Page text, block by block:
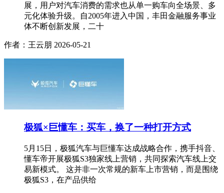
展，用户对汽车消费的需求也从单一购车向全场景、多
元化体验升级。自2005年进入中国，丰田金融服务事业
体不断创新发展，二十
作者：王云朋 2026-05-21
极狐×巨懂车：买车，换了一种打开方式
5月15日，极狐汽车与巨懂车达成战略合作，携手抖音、
懂车帝开展极狐S3独家线上营销，共同探索汽车线上交
易新模式。 这并非一次常规的新车上市营销，而是围绕
极狐S3，在产品供给